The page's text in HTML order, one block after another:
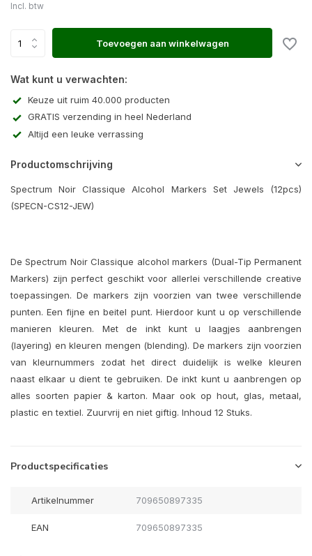
Incl. btw
Toevoegen aan winkelwagen
Wat kunt u verwachten:
Keuze uit ruim 40.000 producten
GRATIS verzending in heel Nederland
Altijd een leuke verrassing
Productomschrijving
Spectrum Noir Classique Alcohol Markers Set Jewels (12pcs)
(SPECN-CS12-JEW)
De Spectrum Noir Classique alcohol markers (Dual-Tip Permanent
Markers) zijn perfect geschikt voor allerlei verschillende creative
toepassingen. De markers zijn voorzien van twee verschillende
punten. Een fijne en beitel punt. Hierdoor kunt u op verschillende
manieren kleuren. Met de inkt kunt u laagjes aanbrengen
(layering) en kleuren mengen (blending). De markers zijn voorzien
van kleurnummers zodat het direct duidelijk is welke kleuren
naast elkaar u dient te gebruiken. De inkt kunt u aanbrengen op
alles soorten papier & karton. Maar ook op hout, glas, metaal,
plastic en textiel. Zuurvrij en niet giftig. Inhoud 12 Stuks.
Productspecificaties
Artikelnummer 709650897335
EAN 709650897335